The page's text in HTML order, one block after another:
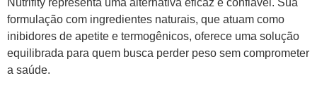
Nutrifity representa uma alternativa eficaz e confiável. Sua
formulação com ingredientes naturais, que atuam como
inibidores de apetite e termogênicos, oferece uma solução
equilibrada para quem busca perder peso sem comprometer
a saúde.